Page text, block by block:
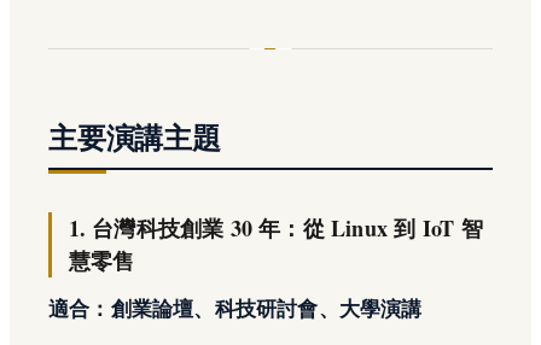
主要演講主題
1. 台灣科技創業 30 年：從 Linux 到 IoT 智
慧零售
適合：創業論壇、科技研討會、大學演講